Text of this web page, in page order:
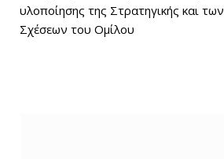
υλοποίησης της Στρατηγικής και
Σχέσεων του Ομίλου